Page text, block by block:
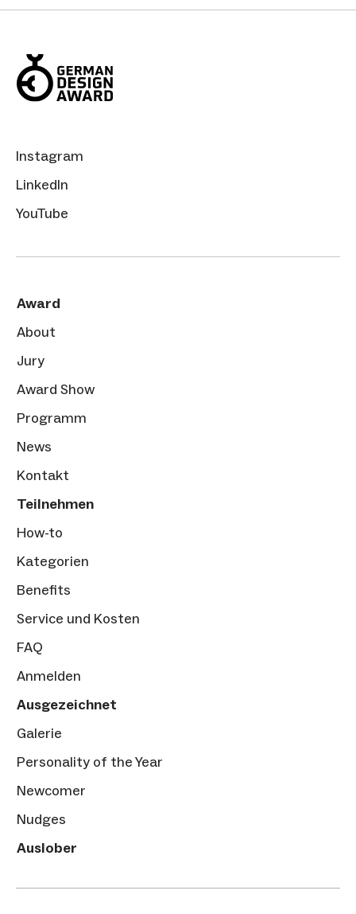
Instagram
LinkedIn
YouTube
Award
About
Jury
Award Show
Programm
News
Kontakt
Teilnehmen
How-to
Kategorien
Benefits
Service und Kosten
FAQ
Anmelden
Ausgezeichnet
Galerie
Personality of the Year
Newcomer
Nudges
Auslober